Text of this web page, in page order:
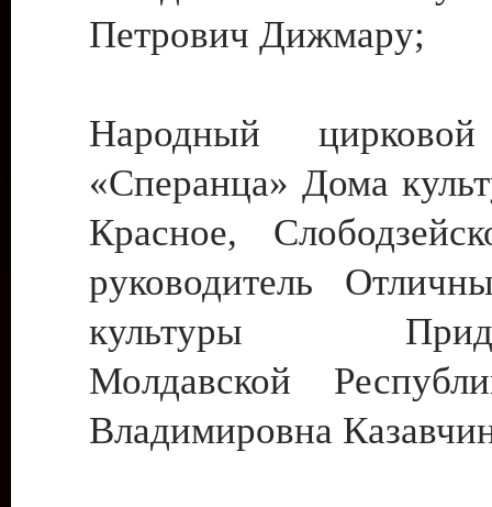
Петрович Дижмару;
Народный цирковой
«Сперанца» Дома
Красное,
руководитель
культуры
Молдавской
Владимировна